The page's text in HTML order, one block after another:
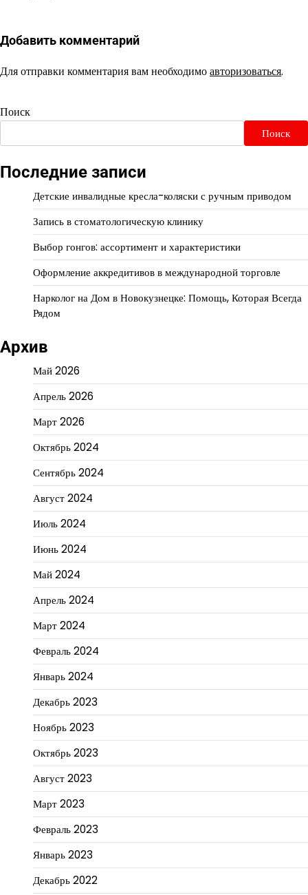
Добавить комментарий
Для отправки комментария вам необходимоавторизоваться.
Поиск
Поиск
Последние записи
Детские инвалидные кресла-коляски с ручным приводом
Запись в стоматологическую клинику
Выбор гонгов: ассортимент и характеристики
Оформление аккредитивов в международной торговле
Нарколог на Дом в Новокузнецке: Помощь, Которая Всегда
Рядом
Архив
Май 2026
Апрель 2026
Март 2026
Октябрь 2024
Сентябрь 2024
Август 2024
Июль 2024
Июнь 2024
Май 2024
Апрель 2024
Март 2024
Февраль 2024
Январь 2024
Декабрь 2023
Ноябрь 2023
Октябрь 2023
Август 2023
Март 2023
Февраль 2023
Январь 2023
Декабрь 2022